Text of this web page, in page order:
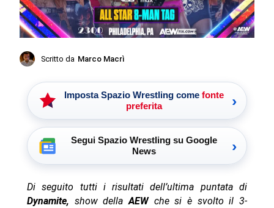
Scritto da Marco Macrì
Imposta Spazio Wrestling come fonte
preferita
›
Segui Spazio Wrestling su Google
News
›
Di seguito tutti i risultati dell’ultima puntata di
Dynamite, show dellaAEWche si è svolto il 3-